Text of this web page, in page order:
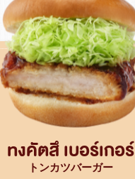
ทงคัตสึ เบอร์เกอร์
トンカツバーガー